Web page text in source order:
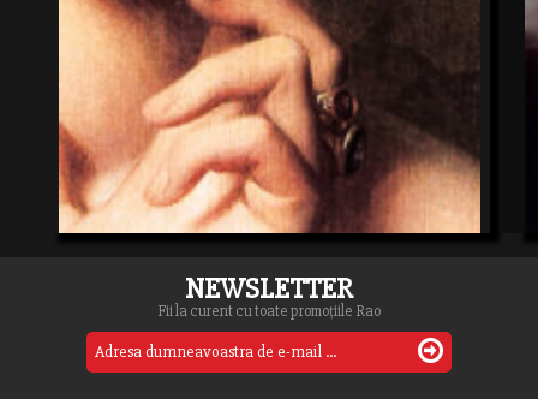
NEWSLETTER
Fii la curent cu toate promoțiile Rao